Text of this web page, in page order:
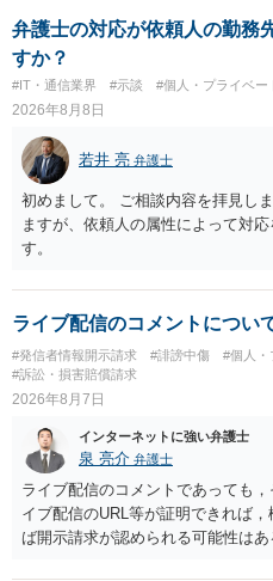
弁護士の対応が依頼人の勤務
すか？
#IT・通信業界 #示談 #個人・プライベー
2026年8月8日
若井 亮 弁護士
初めまして。 ご相談内容を拝見し
ますが、依頼人の属性によって対
す。
ライブ配信のコメントについ
#発信者情報開示請求 #誹謗中傷 #個人・
#訴訟・損害賠償請求
2026年8月7日
インターネットに強い弁護士
泉 亮介 弁護士
ライブ配信のコメントであっても
イブ配信のURL等が証明できれば
ば開示請求が認められる可能性はあ